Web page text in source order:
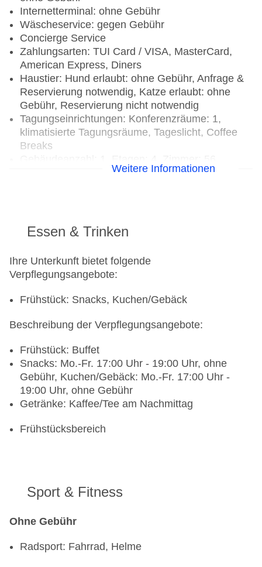
Internetterminal: ohne Gebühr
Wäscheservice: gegen Gebühr
Concierge Service
Zahlungsarten: TUI Card / VISA, MasterCard,
American Express, Diners
Haustier: Hund erlaubt: ohne Gebühr, Anfrage &
Reservierung notwendig, Katze erlaubt: ohne
Gebühr, Reservierung nicht notwendig
Tagungseinrichtungen: Konferenzräume: 1,
klimatisierte Tagungsräume, Tageslicht, Coffee
Breaks
Landeskategorie: keine Sterneklassifizierung
Weitere Informationen
Essen & Trinken
Ihre Unterkunft bietet folgende
Verpflegungsangebote:
Frühstück: Snacks, Kuchen/Gebäck
Beschreibung der Verpflegungsangebote:
Frühstück: Buffet
Snacks: Mo.-Fr. 17:00 Uhr - 19:00 Uhr, ohne
Gebühr, Kuchen/Gebäck: Mo.-Fr. 17:00 Uhr -
19:00 Uhr, ohne Gebühr
Getränke: Kaffee/Tee am Nachmittag
Frühstücksbereich
Sport & Fitness
Ohne Gebühr
Radsport: Fahrrad, Helme